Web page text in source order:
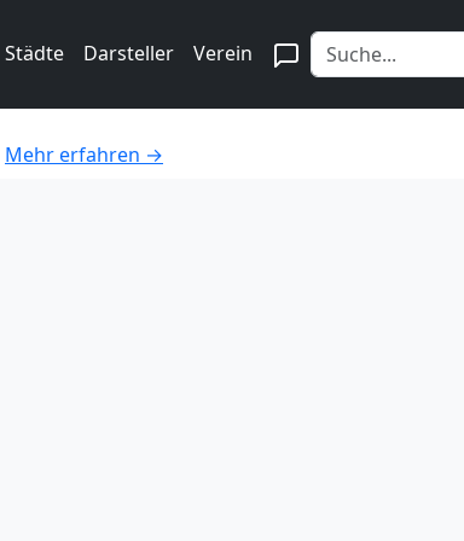
Städte Darsteller Verein
Mehr erfahren →